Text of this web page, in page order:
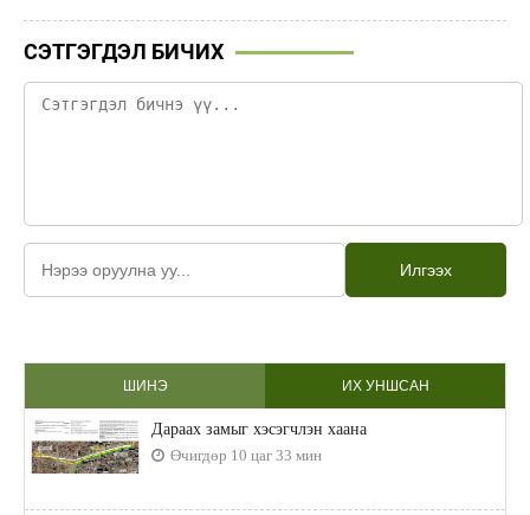
СЭТГЭГДЭЛ БИЧИХ
Илгээх
ШИНЭ ИХ УНШСАН
Дараах замыг хэсэгчлэн хаана
Өчигдөр 10 цаг 33 мин